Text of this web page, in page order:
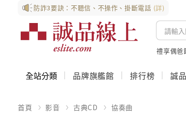
防詐3要訣：不聽信、不操作、掛斷電話 (詳)
禮享偶爸
全站分類 品牌旗艦館 排行榜 誠
首頁 影音 古典CD 協奏曲